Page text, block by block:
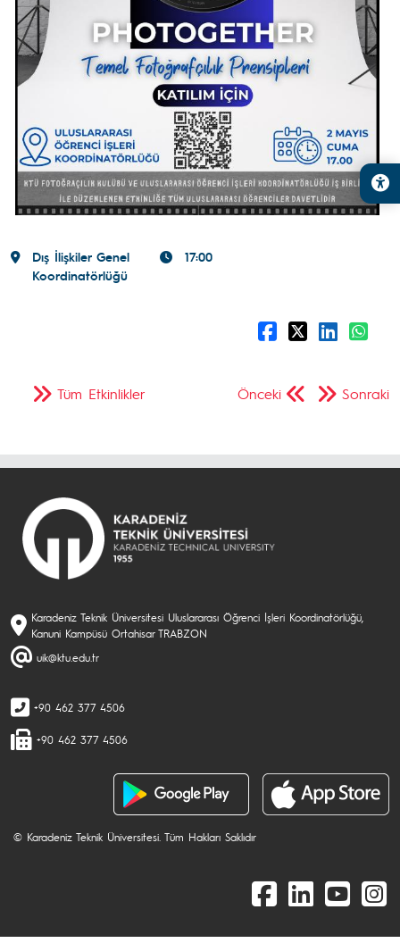
Dış İlişkiler Genel
Koordinatörlüğü
17:00
Önceki Sonraki
Tüm Etkinlikler
Karadeniz Teknik Üniversitesi Uluslararası Öğrenci İşleri Koordinatörlüğü,
Kanuni Kampüsü Ortahisar TRABZON
uik@ktu.edu.tr
+90 462 377 4506
+90 462 377 4506
© Karadeniz Teknik Üniversitesi. Tüm Hakları Saklıdır